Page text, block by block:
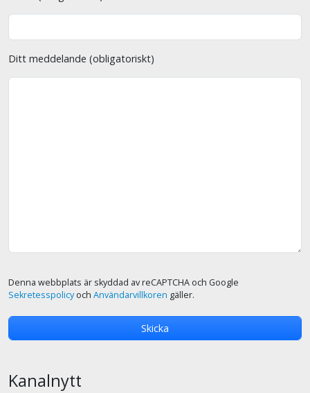
Ditt meddelande (obligatoriskt)
Denna webbplats är skyddad av reCAPTCHA och Google
Sekretesspolicyoch Användarvillkoren gäller.
Kanalnytt